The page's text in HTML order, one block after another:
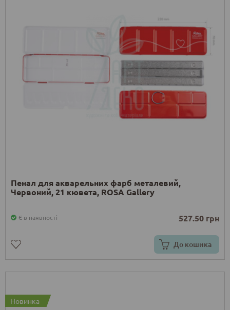
Пенал для акварельних фарб металевий,
Червоний, 21 кювета, ROSA Gallery
Є в наявності 527.50 грн
До кошика
Новинка